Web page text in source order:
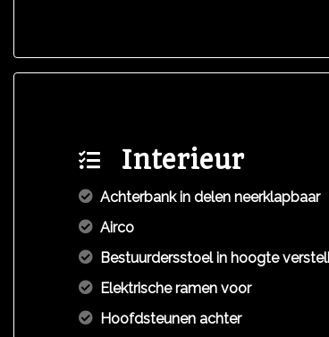
Interieur
Achterbank in delen neerklapbaar
Airco
Bestuurdersstoel in hoogte
Elektrische ramen voor
Hoofdsteunen achter